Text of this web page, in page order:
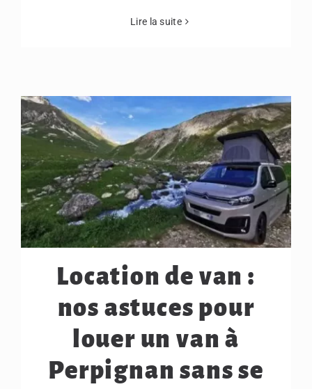
Lire la suite
Location de van :
nos astuces pour
louer un van à
Perpignan sans se